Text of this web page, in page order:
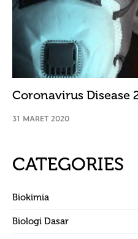
Coronavirus Disease
31 MARET 2020
CATEGORIES
Biokimia
Biologi Dasar